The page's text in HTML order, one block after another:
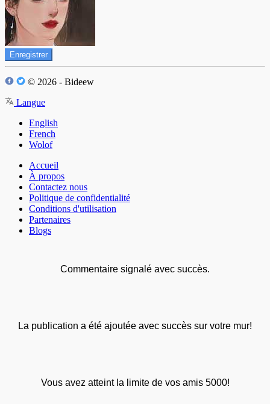
Enregistrer
© 2026 - Bideew
Langue
English
French
Wolof
Accueil
À propos
Contactez nous
Politique de confidentialité
Conditions d'utilisation
Partenaires
Blogs
Commentaire signalé avec succès.
La publication a été ajoutée avec succès sur votre mur!
Vous avez atteint la limite de vos amis 5000!